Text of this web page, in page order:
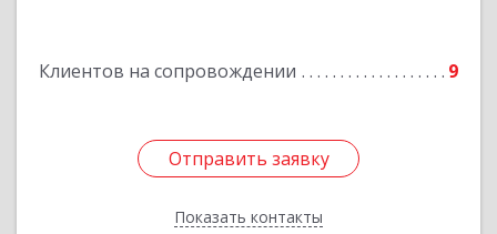
Клиентов на сопровождении 9
Отправить заявку
Показать контакты
Отправить заявку
Назад